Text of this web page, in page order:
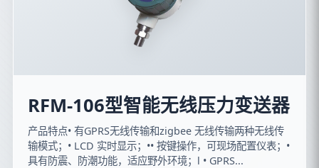
RFM-106型智能无线压力变送器
产品特点• 有GPRS无线传输和zigbee 无线传输两种无线传
输模式；• LCD 实时显示；•• 按键操作，可现场配置仪表；•
具有防震、防潮功能，适应野外环境；l • GPRS...